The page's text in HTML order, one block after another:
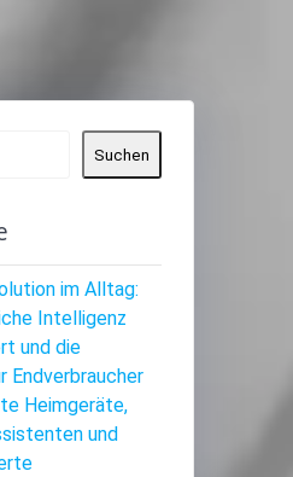
Suchen
im Alltag:
Intelligenz
und die
Endverbraucher
Heimgeräte,
und